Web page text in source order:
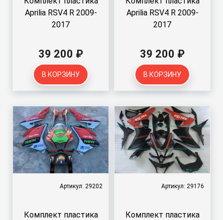
Aprilia RSV4 R 2009-
2017
39 200 ₽
В КОРЗИНУ
Aprilia RSV4 R 2009-
2017
39 200 ₽
В КОРЗИНУ
Артикул: 29202
Комплект пластика
Артикул: 29176
Комплект пластика